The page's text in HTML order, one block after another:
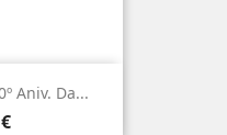
Aniv. Da...